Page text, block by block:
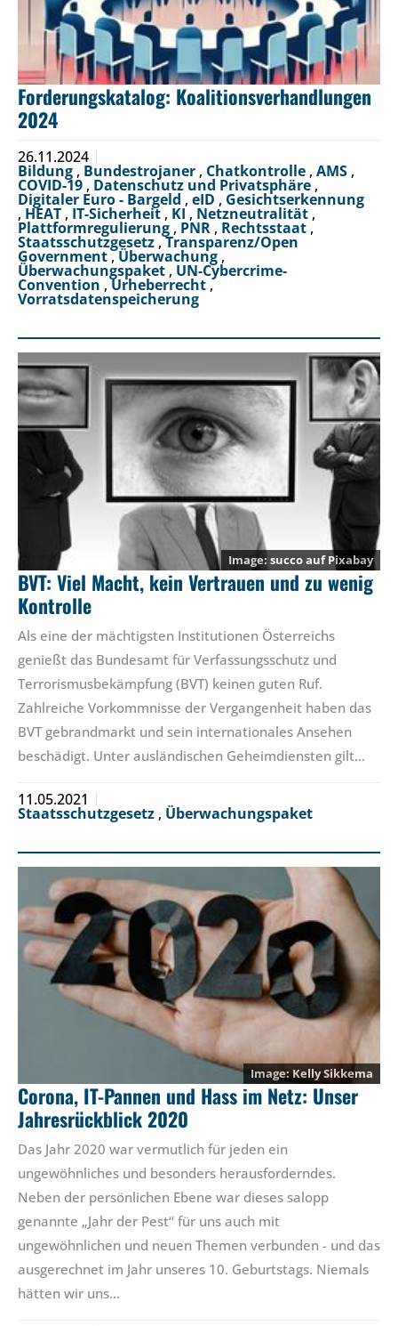
Forderungskatalog: Koalitionsverhandlungen
2024
26.11.2024
Bildung , Bundestrojaner , Chatkontrolle , AMS ,
COVID-19 , Datenschutz und Privatsphäre ,
Digitaler Euro - Bargeld , eID , Gesichtserkennung
, HEAT , IT-Sicherheit , KI , Netzneutralität ,
Plattformregulierung , PNR , Rechtsstaat ,
Staatsschutzgesetz ,Transparenz/Open
Government,Überwachung ,
Überwachungspaket , UN-Cybercrime-
Convention ,Urheberrecht ,
Vorratsdatenspeicherung
succoaufPixabay
BVT: Viel Macht, kein Vertrauen und zu wenig
Kontrolle
Als eine der mächtigsten Institutionen Österreichs
genießt das Bundesamt für Verfassungsschutz und
Terrorismusbekämpfung (BVT) keinen guten Ruf.
Zahlreiche Vorkommnisse der Vergangenheit haben das
BVT gebrandmarkt und sein internationales Ansehen
beschädigt. Unter ausländischen Geheimdiensten gilt…
11.05.2021
Staatsschutzgesetz , Überwachungspaket
Kelly Sikkema
Corona, IT-Pannen und Hass im Netz: Unser
Jahresrückblick 2020
Das Jahr 2020 war vermutlich für jeden ein
ungewöhnliches und besonders herausforderndes.
Neben der persönlichen Ebene war dieses salopp
genannte „Jahr der Pest“ für uns auch mit
ungewöhnlichen und neuen Themen verbunden - und das
ausgerechnet im Jahr unseres 10. Geburtstags. Niemals
hätten wir uns…